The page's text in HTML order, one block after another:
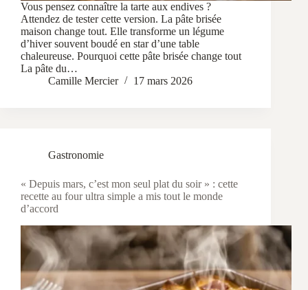
Vous pensez connaître la tarte aux endives ?
Attendez de tester cette version. La pâte brisée
maison change tout. Elle transforme un légume
d’hiver souvent boudé en star d’une table
chaleureuse. Pourquoi cette pâte brisée change tout
La pâte du…
Camille Mercier
17 mars 2026
Gastronomie
« Depuis mars, c’est mon seul plat du soir » : cette
recette au four ultra simple a mis tout le monde
d’accord